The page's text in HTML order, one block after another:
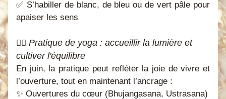
✅ S’habiller de blanc, de bleu ou de vert pâle pour
apaiser les sens
🧘‍♀️ Pratique de yoga : accueillir la lumière et
cultiver l'équilibre
En juin, la pratique peut refléter la joie de vivre et
l’ouverture, tout en maintenant l’ancrage :
✨ Ouvertures du cœur (Bhujangasana, Ustrasana)